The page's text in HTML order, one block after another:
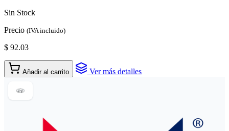
Sin Stock
Precio (IVA incluido)
$ 92.03
Añadir al carrito Ver más detalles